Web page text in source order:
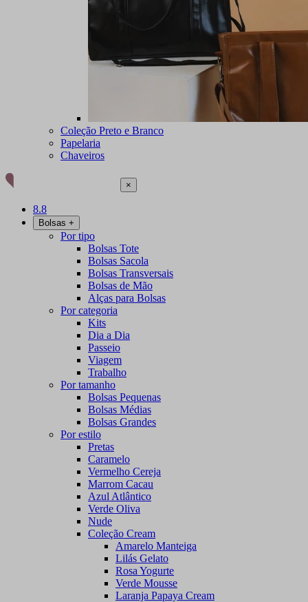
Coleção Preto e Branco
Papelaria
Chaveiros
×
8.8
Bolsas +
Por tipo
Bolsas Tote
Bolsas Sacola
Bolsas Transversais
Bolsas de Mão
Alças para Bolsas
Por categoria
Kits
Dia a Dia
Passeio
Viagem
Trabalho
Por tamanho
Bolsas Pequenas
Bolsas Médias
Bolsas Grandes
Por estilo
Pretas
Caramelo
Vermelho Cereja
Marrom Cacau
Azul Atlântico
Verde Oliva
Nude
Coleção Cream
Amarelo Manteiga
Lilás Gelato
Rosa Yogurte
Verde Mousse
Laranja Papaya Cream